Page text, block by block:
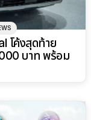
โค้งสุดท้าย
บาท พร้อม